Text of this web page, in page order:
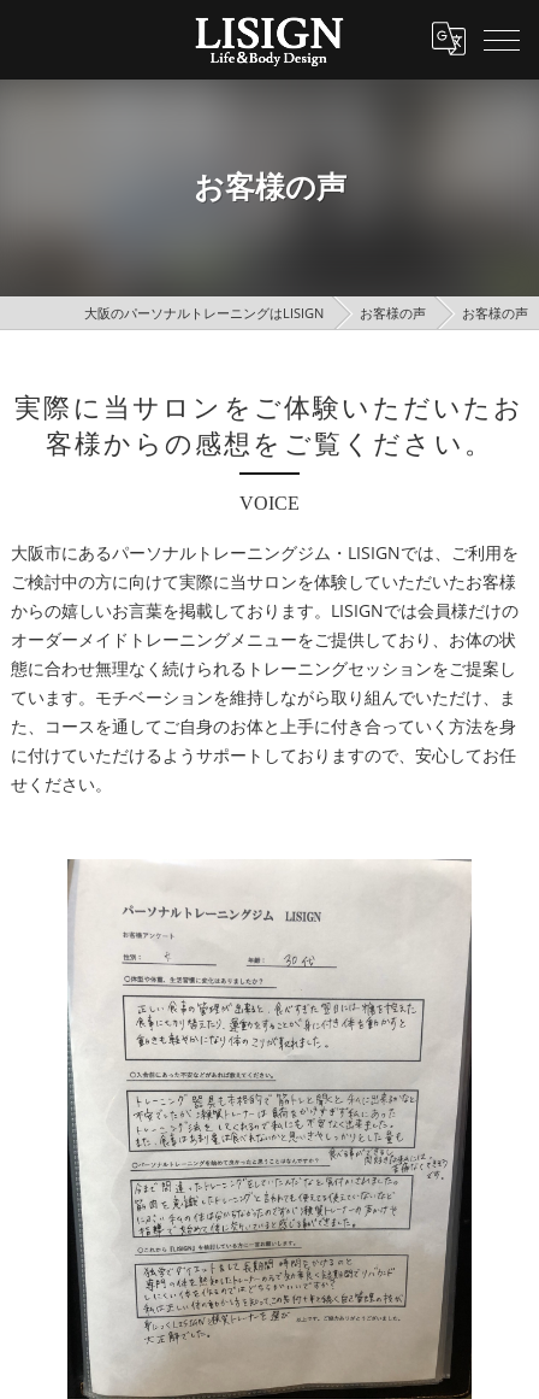
お客様の声
大阪のパーソナルトレーニングはLISIGN お客様の声 お客様の声
実際に当サロンをご体験いただいたお
客様からの感想をご覧ください。
VOICE
大阪市にあるパーソナルトレーニングジム・LISIGNでは、ご利用を
ご検討中の方に向けて実際に当サロンを体験していただいたお客様
からの嬉しいお言葉を掲載しております。LISIGNでは会員様だけの
オーダーメイドトレーニングメニューをご提供しており、お体の状
態に合わせ無理なく続けられるトレーニングセッションをご提案し
ています。モチベーションを維持しながら取り組んでいただけ、ま
た、コースを通してご自身のお体と上手に付き合っていく方法を身
に付けていただけるようサポートしておりますので、安心してお任
せください。